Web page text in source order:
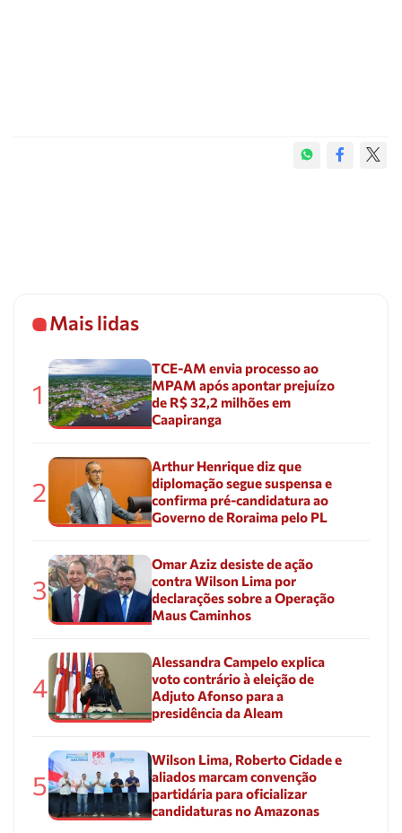
Mais lidas
1
TCE-AM envia processo ao
MPAM após apontar prejuízo
de R$ 32,2 milhões em
Caapiranga
2
Arthur Henrique diz que
diplomação segue suspensa e
confirma pré-candidatura ao
Governo de Roraima pelo PL
3
Omar Aziz desiste de ação
contra Wilson Lima por
declarações sobre a Operação
Maus Caminhos
4
Alessandra Campelo explica
voto contrário à eleição de
Adjuto Afonso para a
presidência da Aleam
5
Wilson Lima, Roberto Cidade e
aliados marcam convenção
partidária para oficializar
candidaturas no Amazonas